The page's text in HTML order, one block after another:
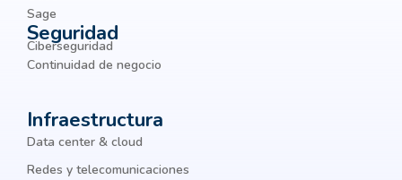
business process management
chatbots
ciber amenazas
ciberseguridad corporativa
Cisco Meraki
Citrix
Sage
Seguridad
Ciberseguridad
Continuidad de negocio
Infraestructura
Data center & cloud
Redes y telecomunicaciones